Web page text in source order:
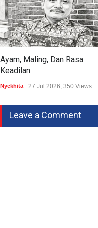
Ayam, Maling, Dan Rasa
Keadilan
Nyekhita 27 Jul 2026, 350 Views
Leave a Comment